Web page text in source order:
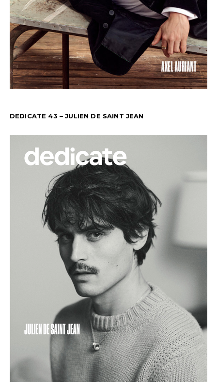
DEDICATE 43 – JULIEN DE SAINT JEAN